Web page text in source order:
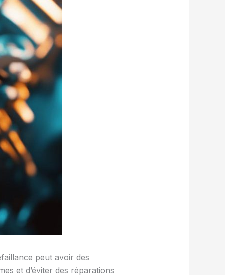
peut avoir des
et d’éviter des réparations